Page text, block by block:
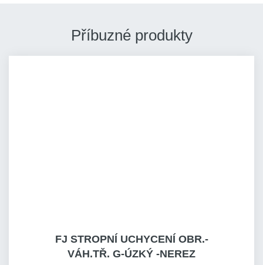
Příbuzné produkty
FJ STROPNÍ UCHYCENÍ OBR.-
VÁH.TŘ. G-ÚZKÝ -NEREZ